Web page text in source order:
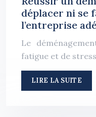
déplacer ni se
l’entreprise
Le
fatigue et de
LIRE LA SUITE